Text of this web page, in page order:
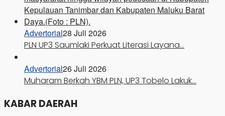
Advertorial28 Juli 2026
PLN UP3 Saumlaki Perkuat Literasi Layana…
Advertorial26 Juli 2026
Muharam Berkah YBM PLN, UP3 Tobelo Lakuk…
KABAR DAERAH